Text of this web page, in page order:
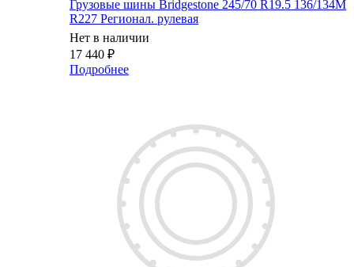
Грузовые шины Bridgestone 245/70 R19.5 136/134M
R227 Регионал. рулевая
Нет в наличии
17 440 ₽
Подробнее